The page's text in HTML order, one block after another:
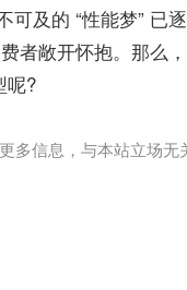
及的 “性能梦” 已
者敞开怀抱。那么
呢?
多信息，与本站立场无